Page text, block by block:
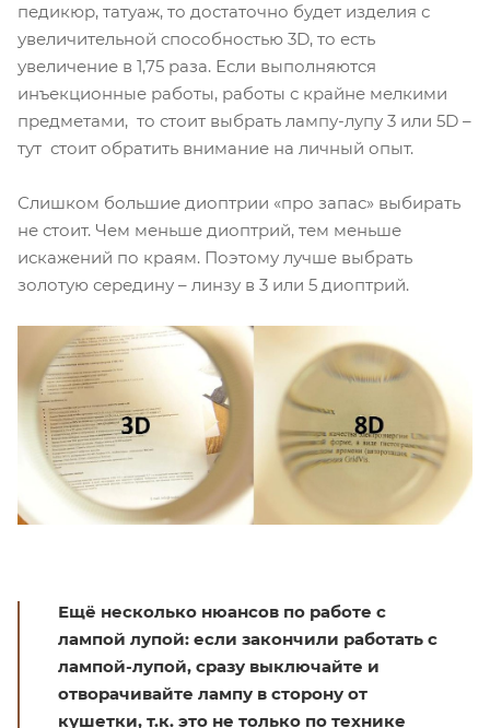
педикюр, татуаж, то достаточно будет изделия с
увеличительной способностью 3D, то есть
увеличение в 1,75 раза. Если выполняются
инъекционные работы, работы с крайне мелкими
предметами, то стоит выбрать лампу-лупу 3 или 5D –
тут стоит обратить внимание на личный опыт.
Слишком большие диоптрии «про запас» выбирать
не стоит. Чем меньше диоптрий, тем меньше
искажений по краям. Поэтому лучше выбрать
золотую середину – линзу в 3 или 5 диоптрий.
Ещё несколько нюансов по работе с
лампой лупой: если закончили работать с
лампой-лупой, сразу выключайте и
отворачивайте лампу в сторону от
кушетки, т.к. это не только по технике